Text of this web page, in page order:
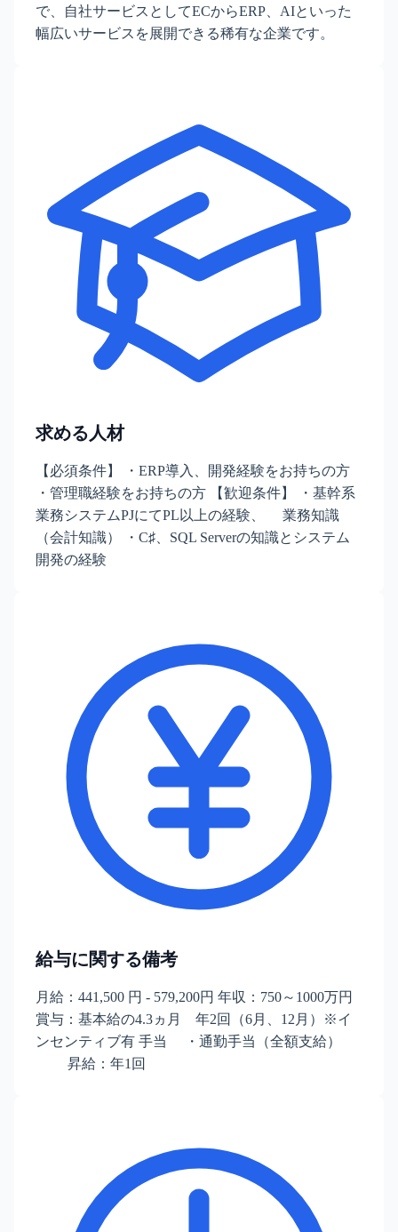
で、自社サービスとしてECからERP、AIといった
幅広いサービスを展開できる稀有な企業です。
求める人材
【必須条件】 ・ERP導入、開発経験をお持ちの方
・管理職経験をお持ちの方 【歓迎条件】 ・基幹系
業務システムPJにてPL以上の経験、 業務知識
（会計知識） ・C♯、SQL Serverの知識とシステム
開発の経験
給与に関する備考
月給：441,500 円 - 579,200円 年収：750～1000万円
賞与：基本給の4.3ヵ月 年2回（6月、12月）※イ
ンセンティブ有 手当 ・通勤手当（全額支給）
昇給：年1回